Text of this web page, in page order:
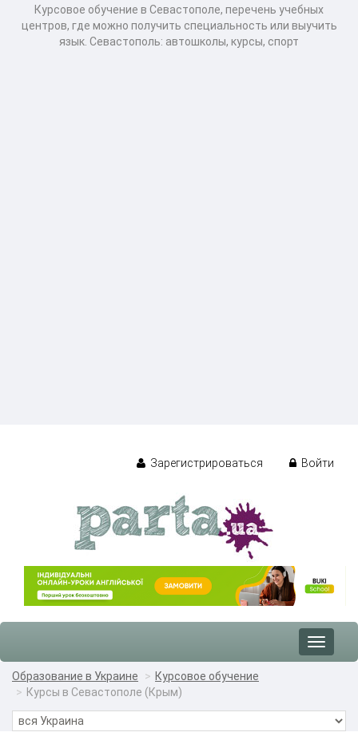
Курсовое обучение в Севастополе, перечень учебных
центров, где можно получить специальность или выучить
язык. Севастополь: автошколы, курсы, спорт
Зарегистрироваться Войти
Toggle
Образование в Украине
Курсовое обучение
Курсы в Севастополе (Крым)